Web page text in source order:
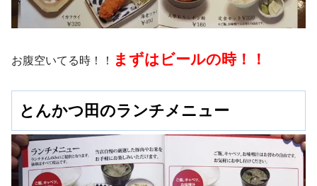
お腹空いてる時！！ まずはビールの時！！
とんかつ田のランチメニュー